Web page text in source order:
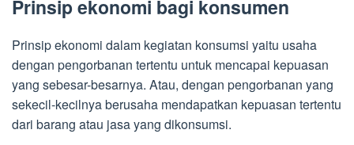
Prinsip ekonomi bagi konsumen
Prinsip ekonomi dalam kegiatan konsumsi yaitu usaha
dengan pengorbanan tertentu untuk mencapai kepuasan
yang sebesar-besarnya. Atau, dengan pengorbanan yang
sekecil-kecilnya berusaha mendapatkan kepuasan tertentu
dari barang atau jasa yang dikonsumsi.